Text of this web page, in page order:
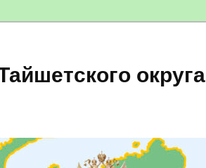
округа